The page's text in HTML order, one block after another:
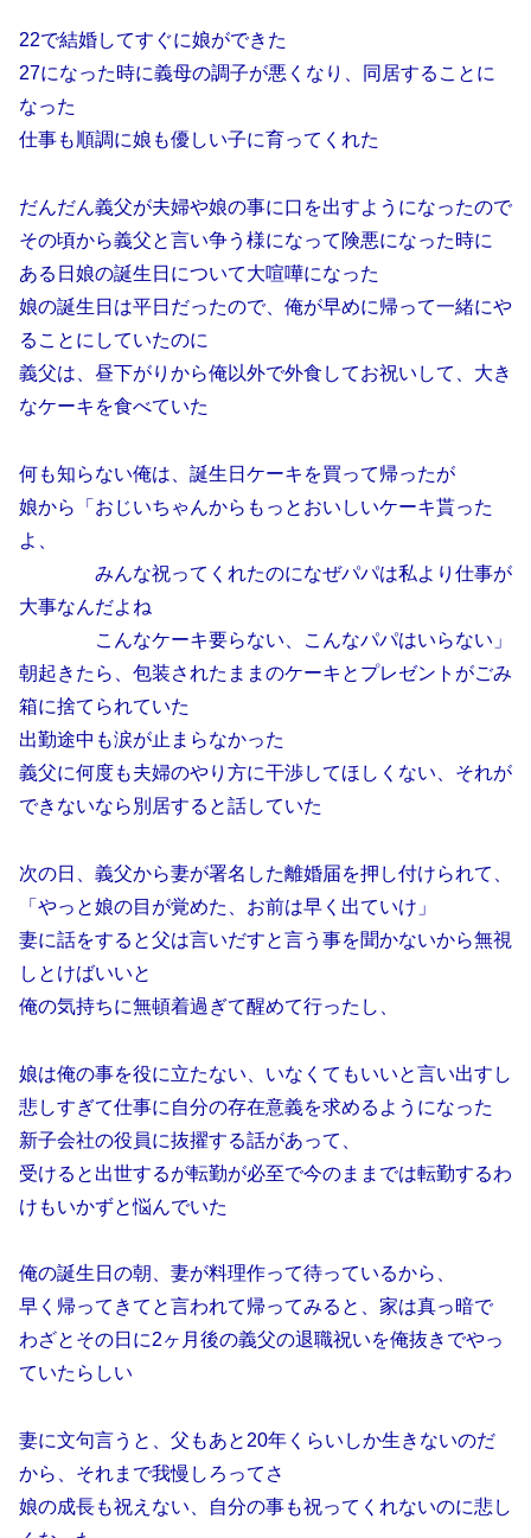
22で結婚してすぐに娘ができた
27になった時に義母の調子が悪くなり、同居することに
なった
仕事も順調に娘も優しい子に育ってくれた
だんだん義父が夫婦や娘の事に口を出すようになったので
その頃から義父と言い争う様になって険悪になった時に
ある日娘の誕生日について大喧嘩になった
娘の誕生日は平日だったので、俺が早めに帰って一緒にや
ることにしていたのに
義父は、昼下がりから俺以外で外食してお祝いして、大き
なケーキを食べていた
何も知らない俺は、誕生日ケーキを買って帰ったが
娘から「おじいちゃんからもっとおいしいケーキ貰った
よ、
みんな祝ってくれたのになぜパパは私より仕事が
大事なんだよね
こんなケーキ要らない、こんなパパはいらない」
朝起きたら、包装されたままのケーキとプレゼントがごみ
箱に捨てられていた
出勤途中も涙が止まらなかった
義父に何度も夫婦のやり方に干渉してほしくない、それが
できないなら別居すると話していた
次の日、義父から妻が署名した離婚届を押し付けられて、
「やっと娘の目が覚めた、お前は早く出ていけ」
妻に話をすると父は言いだすと言う事を聞かないから無視
しとけばいいと
俺の気持ちに無頓着過ぎて醒めて行ったし、
娘は俺の事を役に立たない、いなくてもいいと言い出すし
悲しすぎて仕事に自分の存在意義を求めるようになった
新子会社の役員に抜擢する話があって、
受けると出世するが転勤が必至で今のままでは転勤するわ
けもいかずと悩んでいた
俺の誕生日の朝、妻が料理作って待っているから、
早く帰ってきてと言われて帰ってみると、家は真っ暗で
わざとその日に2ヶ月後の義父の退職祝いを俺抜きでやっ
ていたらしい
妻に文句言うと、父もあと20年くらいしか生きないのだ
から、それまで我慢しろってさ
娘の成長も祝えない、自分の事も祝ってくれないのに悲し